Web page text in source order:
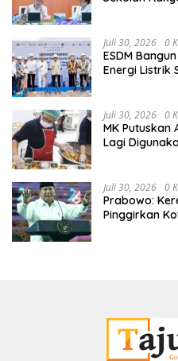
Juli 30, 2026 0
ESDM
Energi Listrik
Juli 30, 2026 0
MK Putuskan
Lagi
Juli 30, 2026 0
Prabowo:
Pinggirkan